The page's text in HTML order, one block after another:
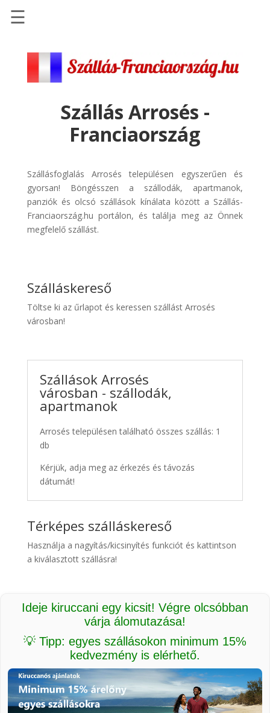
Szállások
Repülőjegy
pénzvisszatérítéssel
Discover
Cars
Transzfer
☰
Szállás Arrosés -
Franciaország
Szállásfoglalás Arrosés településen egyszerűen és
gyorsan! Böngésszen a szállodák, apartmanok,
panziók és olcsó szállások kínálata között a Szállás-
Franciaország.hu portálon, és találja meg az Önnek
megfelelő szállást.
Szálláskereső
Töltse ki az űrlapot és keressen szállást Arrosés
városban!
Szállások Arrosés
városban - szállodák,
apartmanok
Arrosés településen található összes szállás: 1
db
Kérjük, adja meg az érkezés és távozás
dátumát!
Térképes szálláskereső
Használja a nagyítás/kicsinyítés funkciót és kattintson
a kiválasztott szállásra!
Ideje kiruccani egy kicsit! Végre olcsóbban
várja álomutazása!
💡 Tipp: egyes szállásokon minimum 15%
kedvezmény is elérhető.